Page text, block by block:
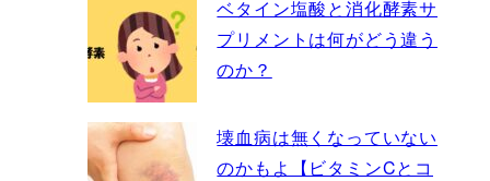
ベタイン塩酸と消化酵素サ
プリメントは何がどう違う
のか？
壊血病は無くなっていない
のかもよ【ビタミンCとコ